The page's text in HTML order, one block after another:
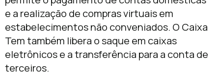
e a realização de compras virtuais em
estabelecimentos não conveniados. O Caixa
Tem também libera o saque em caixas
eletrônicos e a transferência para a conta de
terceiros.